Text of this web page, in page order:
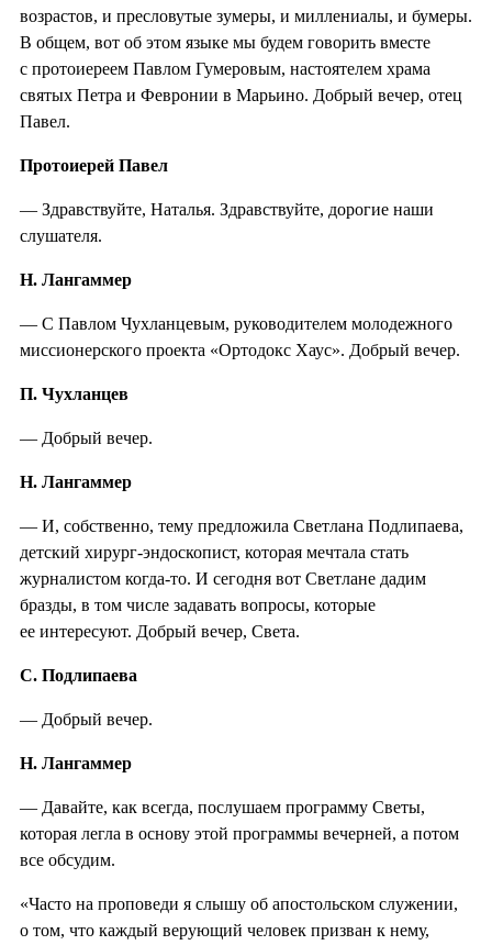
возрастов, и пресловутые зумеры, и миллениалы, и бумеры.
В общем, вот об этом языке мы будем говорить вместе
с протоиереем Павлом Гумеровым, настоятелем храма
святых Петра и Февронии в Марьино. Добрый вечер, отец
Павел.
Протоиерей Павел
— Здравствуйте, Наталья. Здравствуйте, дорогие наши
слушателя.
Н. Лангаммер
— С Павлом Чухланцевым, руководителем молодежного
миссионерского проекта «Ортодокс Хаус». Добрый вечер.
П. Чухланцев
— Добрый вечер.
Н. Лангаммер
— И, собственно, тему предложила Светлана Подлипаева,
детский хирург-эндоскопист, которая мечтала стать
журналистом когда-то. И сегодня вот Светлане дадим
бразды, в том числе задавать вопросы, которые
ее интересуют. Добрый вечер, Света.
С. Подлипаева
— Добрый вечер.
Н. Лангаммер
— Давайте, как всегда, послушаем программу Светы,
которая легла в основу этой программы вечерней, а потом
все обсудим.
«Часто на проповеди я слышу об апостольском служении,
о том, что каждый верующий человек призван к нему,